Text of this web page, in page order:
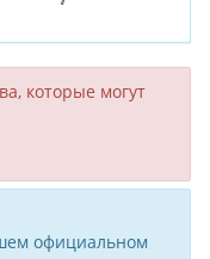
кото­рые могут
официальном